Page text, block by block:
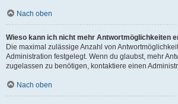
Nach oben
Wieso kann ich nicht mehr Antwortmöglichkeiten
Die maximal zulässige Anzahl von
Administration festgelegt. Wenn du glaubst, mehr
zugelassen zu benötigen, kontaktiere einen
Nach oben